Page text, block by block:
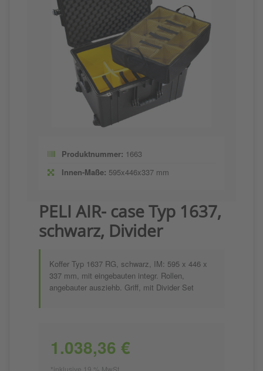
Produktnummer: 1663
Innen-Maße: 595x446x337 mm
PELI AIR- case Typ 1637,
schwarz, Divider
Koffer Typ 1637 RG, schwarz, IM: 595 x 446 x
337 mm, mit eingebauten integr. Rollen,
angebauter ausziehb. Griff, mit Divider Set
1.038,36 €
*inklusive 19 % MwSt.